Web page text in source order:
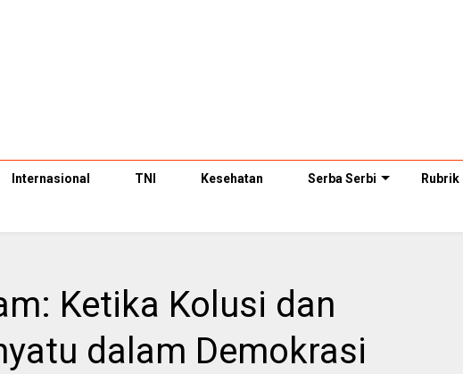
Internasional TNI Kesehatan Serba Serbi Rubrik
Ketika Kolusi dan
dalam Demokrasi